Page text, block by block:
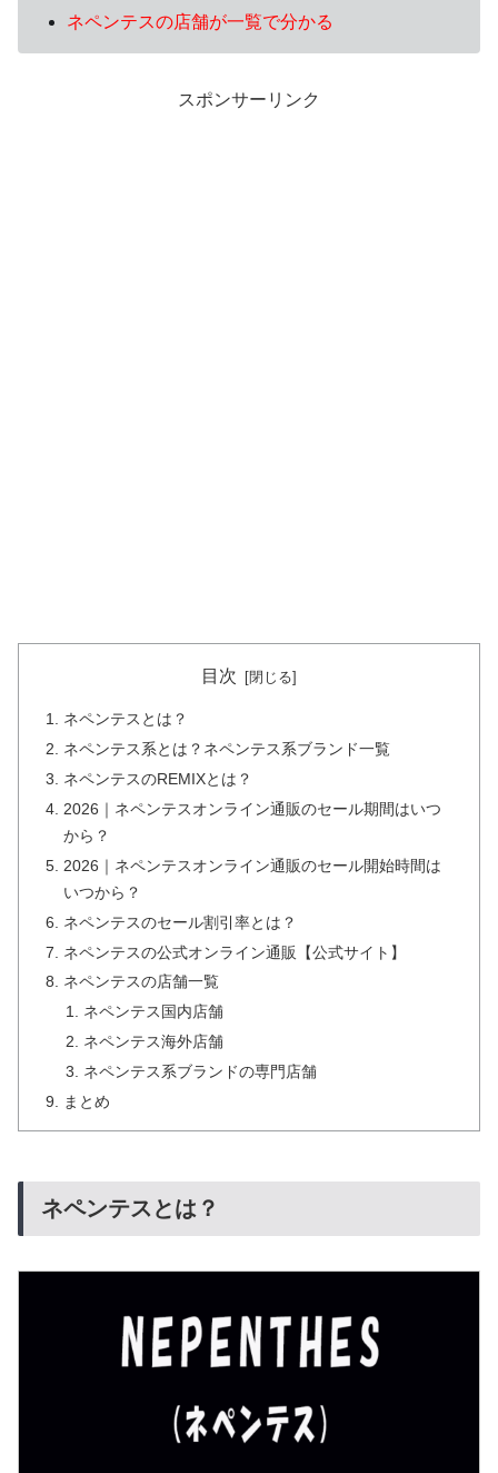
ネペンテスの店舗が一覧で分かる
スポンサーリンク
目次
ネペンテスとは？
ネペンテス系とは？ネペンテス系ブランド一覧
ネペンテスのREMIXとは？
2026｜ネペンテスオンライン通販のセール期間はいつ
から？
2026｜ネペンテスオンライン通販のセール開始時間は
いつから？
ネペンテスのセール割引率とは？
ネペンテスの公式オンライン通販【公式サイト】
ネペンテスの店舗一覧
ネペンテス国内店舗
ネペンテス海外店舗
ネペンテス系ブランドの専門店舗
まとめ
ネペンテスとは？